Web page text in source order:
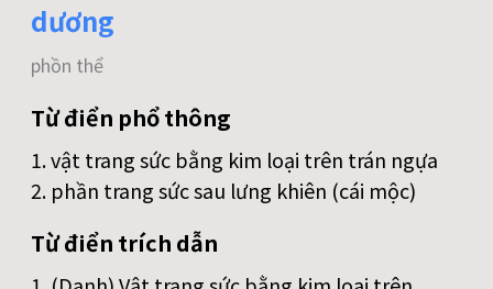
dương
phồn thể
Từ điển phổ thông
1. vật trang sức bằng kim loại trên trán ngựa
2. phần trang sức sau lưng khiên (cái mộc)
Từ điển trích dẫn